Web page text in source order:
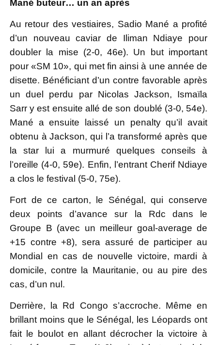
Mané buteur… un an après
Au retour des vestiaires, Sadio Mané a profité
d’un nouveau caviar de Iliman Ndiaye pour
doubler la mise (2-0, 46e). Un but important
pour «SM 10», qui met fin ainsi à une année de
disette. Béné­ficiant d’un contre favorable après
un duel perdu par Ni­colas Jackson, Ismaïla
Sarr y est ensuite allé de son doublé (3-0, 54e).
Mané a ensuite laissé un pe­­nalty qu’il avait
obtenu à Jackson, qui l’a transformé après que
la star lui a murmuré quel­ques conseils à
l’oreille (4-0, 59e). Enfin, l’entrant Cherif Ndia­­ye
a clos le festival (5-0, 75e).
Fort de ce carton, le Sénégal, qui conserve
deux points d’avance sur la Rdc dans le
Groupe B (avec un meilleur goal-average de
+15 contre +8), sera assuré de participer au
Mondial en cas de nouvelle victoire, mardi à
domicile, contre la Mauritanie, ou au pire des
cas, d’un nul.
Derrière, la Rd Congo s’accroche. Même en
brillant moins que le Sénégal, les Léopards ont
fait le boulot en allant décrocher la victoire à